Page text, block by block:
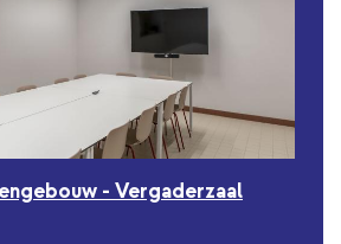
- Vergaderzaal